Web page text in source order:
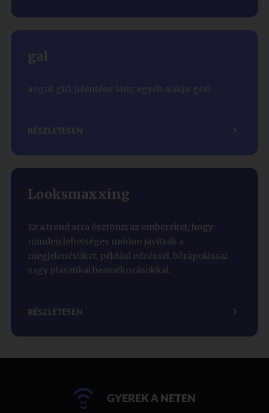
gal
angol: girl, jelentése: lány, egyéb alakja: görl
RÉSZLETESEN
Looksmaxxing
Ez a trend arra ösztönzi az embereket, hogy
minden lehetséges módon javítsák a
megjelenésüket, például edzéssel, bőrápolással
vagy plasztikai beavatkozásokkal.
RÉSZLETESEN
GYEREK A NETEN